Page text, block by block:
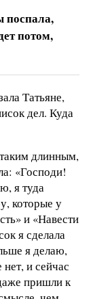
поспала,
потом,
Татьяне,
дел. Куда
длинным,
«Господи!
я туда
которые у
и «Навести
я сделала
я делаю,
и сейчас
пришли к